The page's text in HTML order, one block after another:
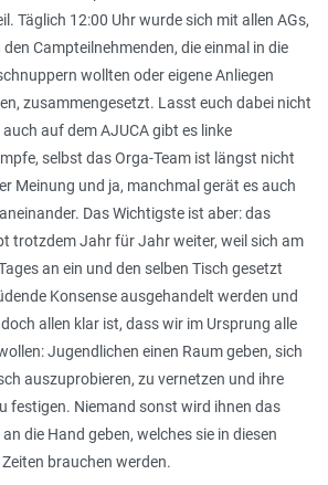
Täglich 12:00 Uhr wurde sich mit allen AGs,
Campteilnehmenden, die einmal in die
wollten oder eigene Anliegen
zusammengesetzt. Lasst euch dabei nicht
auf dem AJUCA gibt es linke
selbst das Orga-Team ist längst nicht
Meinung und ja, manchmal gerät es auch
Das Wichtigste ist aber: das
trotzdem Jahr für Jahr weiter, weil sich am
an ein und den selben Tisch gesetzt
Konsense ausgehandelt werden und
allen klar ist, dass wir im Ursprung alle
Jugendlichen einen Raum geben, sich
auszuprobieren, zu vernetzen und ihre
festigen. Niemand sonst wird ihnen das
die Hand geben, welches sie in diesen
brauchen werden.